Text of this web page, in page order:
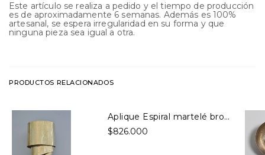
Este artículo se realiza a pedido y el tiempo de producción
es de aproximadamente 6 semanas. Además es 100%
artesanal, se espera irregularidad en su forma y que
ninguna pieza sea igual a otra.
PRODUCTOS RELACIONADOS
Aplique Espiral martelé bronce
$826.000